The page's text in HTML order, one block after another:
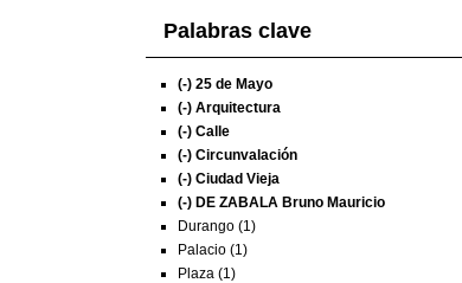
Palabras clave
(-) 25 de Mayo
(-) Arquitectura
(-) Calle
(-) Circunvalación
(-) Ciudad Vieja
(-) DE ZABALA Bruno Mauricio
Durango (1)
Palacio (1)
Plaza (1)